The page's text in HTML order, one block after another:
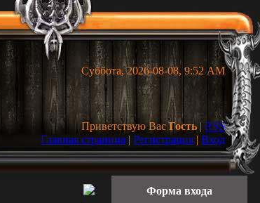
Суббота, 2026-08-08, 9:52 AM
Приветствую ВасГость | RSS
Главная страница | Регистрация | Вход
Форма входа